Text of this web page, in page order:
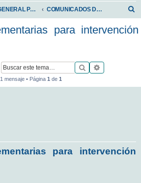
FORO GENERAL PARA TODOS LOS USUARIOS COMUNICADOS DE LA UNIÓN DE OFICIALES
s
para intervención
Buscar
1 mensaje • Página 1 de 1
para intervención